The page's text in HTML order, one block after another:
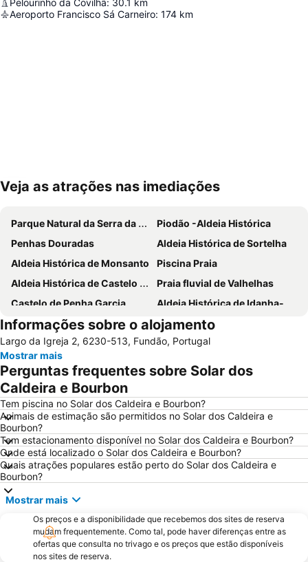
Pelourinho da Covilhã: 30.1 km
Aeroporto Francisco Sá Carneiro: 174 km
Ampliar mapa
Veja as atrações nas imediações
Parque Natural da Serra da Estrela
Piodão -Aldeia Histórica
Penhas Douradas
Aldeia Histórica de Sortelha
Aldeia Histórica de Monsanto
Piscina Praia
Aldeia Histórica de Castelo Novo
Praia fluvial de Valhelhas
Castelo de Penha Garcia
Aldeia Histórica de Idanha-a-Velha
Praia Fluvial da Meimoa
Reserva Natural da Serra da Malcata
Piscina Municipal da Covilhã
Fluvial da Fróia
Funicular de Santo André
Barragem Marechal Carmona
Informações sobre o alojamento
Largo da Igreja 2, 6230-513, Fundão, Portugal
Mostrar mais
Perguntas frequentes sobre Solar dos
Caldeira e Bourbon
Tem piscina no Solar dos Caldeira e Bourbon?
Animais de estimação são permitidos no Solar dos Caldeira e
Bourbon?
Tem estacionamento disponível no Solar dos Caldeira e Bourbon?
Onde está localizado o Solar dos Caldeira e Bourbon?
Quais atrações populares estão perto do Solar dos Caldeira e
Bourbon?
Mostrar mais
Os preços e a disponibilidade que recebemos dos sites de reserva
mudam frequentemente. Como tal, pode haver diferenças entre as
ofertas que consulta no trivago e os preços que estão disponíveis
nos sites de reserva.